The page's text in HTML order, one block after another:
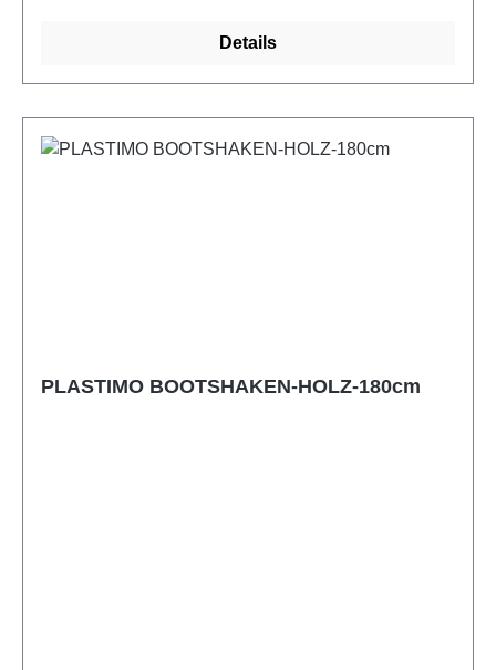
Details
PLASTIMO BOOTSHAKEN-HOLZ-180cm